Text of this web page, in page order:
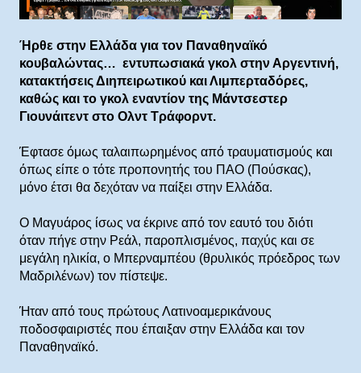
Ήρθε στην Ελλάδα για τον Παναθηναϊκό
κουβαλώντας… εντυπωσιακά γκολ στην Αργεντινή,
κατακτήσεις Διηπειρωτικού και Λιμπερταδόρες,
καθώς και το γκολ εναντίον της Μάντσεστερ
Γιουνάιτεντ στο Ολντ Τράφορντ.
Έφτασε όμως ταλαιπωρημένος από τραυματισμούς και
όπως είπε ο τότε προπονητής του ΠΑΟ (Πούσκας),
μόνο έτσι θα δεχόταν να παίξει στην Ελλάδα.
Ο Μαγυάρος ίσως να έκρινε από τον εαυτό του διότι
όταν πήγε στην Ρεάλ, παροπλισμένος, παχύς και σε
μεγάλη ηλικία, ο Μπερναμπέου (θρυλικός πρόεδρος των
Μαδριλένων) τον πίστεψε.
Ήταν από τους πρώτους Λατινοαμερικάνους
ποδοσφαιριστές που έπαιξαν στην Ελλάδα και τον
Παναθηναϊκό.